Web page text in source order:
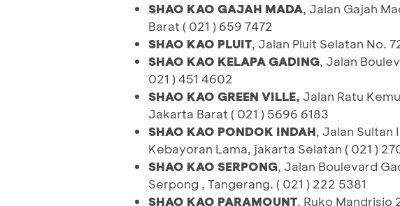
SHAO KAO GAJAH MADA, Jalan Gajah
Barat ( 021 ) 659 7472
SHAO KAO PLUIT, Jalan Pluit Selatan No.
SHAO KAO KELAPA GADING, Jalan
021 ) 451 4602
SHAO KAO GREEN VILLE, Jalan Ratu
Jakarta Barat ( 021 ) 5696 6183
SHAO KAO PONDOK INDAH, Jalan Sultan
Kebayoran Lama, jakarta Selatan ( 021 )
SHAO KAO SERPONG, Jalan Boulevard
Serpong , Tangerang. ( 021 ) 222 5381
SHAO KAO PARAMOUNT, Ruko Mandrisio